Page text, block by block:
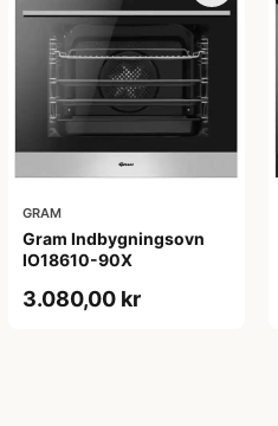
GRAM
Gram Indbygningsovn
IO18610-90X
3.080,00 kr